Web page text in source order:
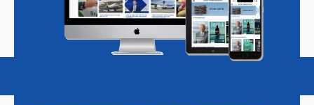
Magazine Podcasts Vacatures